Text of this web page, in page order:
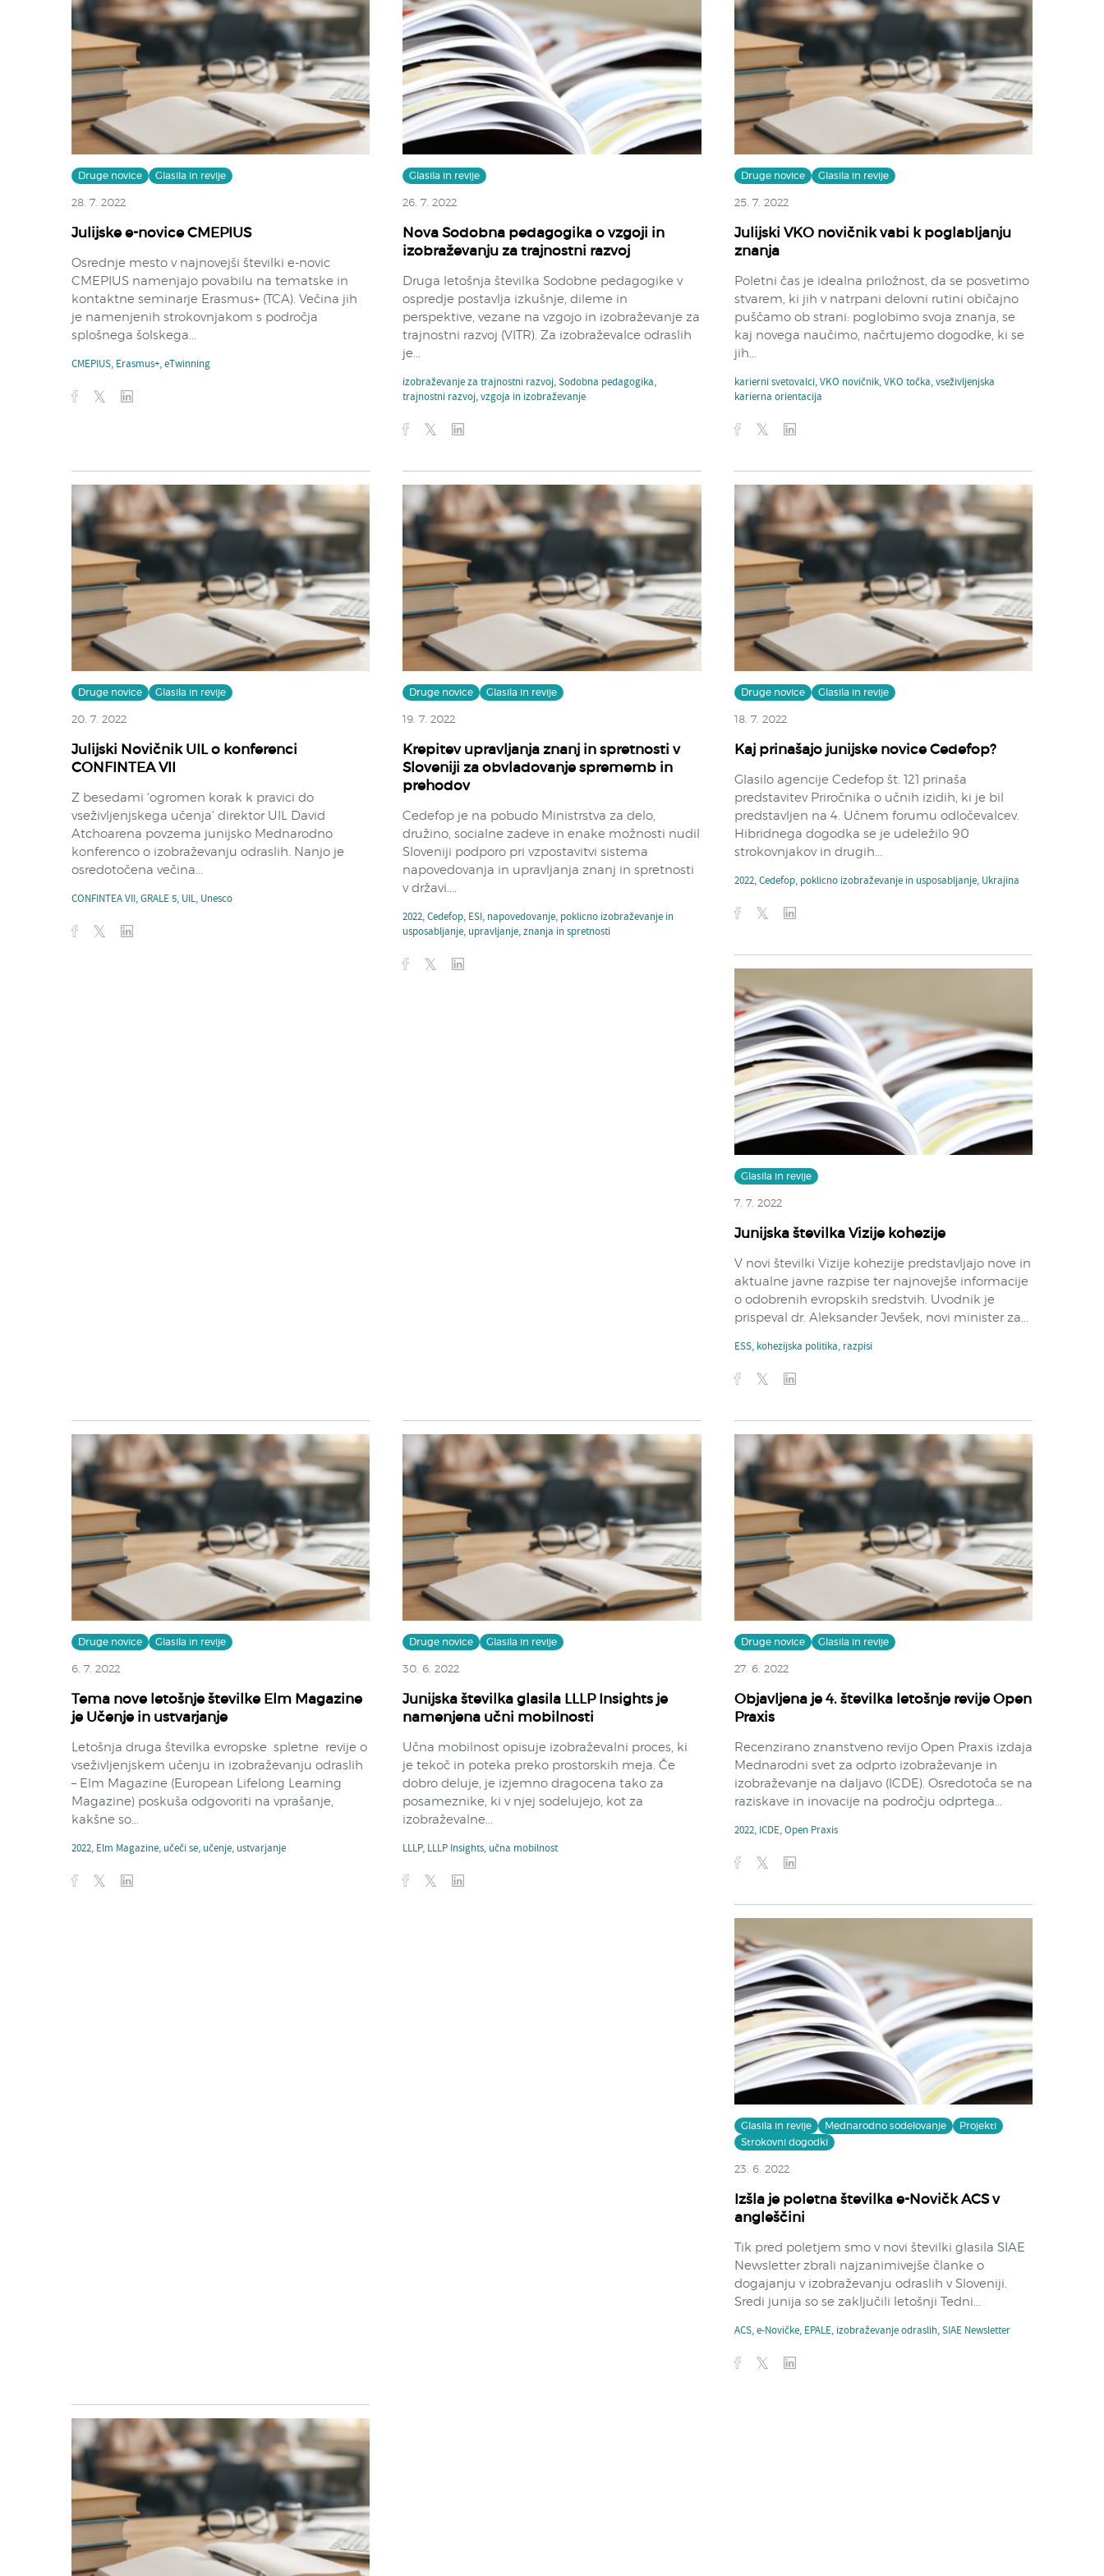
Druge novice Glasila in revije
28. 7. 2022
Julijske e-novice CMEPIUS
Osrednje mesto v najnovejši številki e-novic
CMEPIUS namenjajo povabilu na tematske in
kontaktne seminarje Erasmus+ (TCA). Večina jih
je namenjenih strokovnjakom s področja
splošnega šolskega...
CMEPIUS, Erasmus+,eTwinning
Glasila in revije
26. 7. 2022
Nova Sodobna pedagogika o vzgoji in
izobraževanju za trajnostni razvoj
Druga letošnja številka Sodobne pedagogike v
ospredje postavlja izkušnje, dileme in
perspektive, vezane na vzgojo in izobraževanje za
trajnostni razvoj (VITR). Za izobraževalce odraslih
je...
izobraževanje za trajnostni razvoj,Sodobna pedagogika,
trajnostni razvoj,vzgoja in izobraževanje
Druge novice Glasila in revije
25. 7. 2022
Julijski VKO novičnik vabi k poglabljanju
znanja
Poletni čas je idealna priložnost, da se posvetimo
stvarem, ki jih v natrpani delovni rutini običajno
puščamo ob strani: poglobimo svoja znanja, se
kaj novega naučimo, načrtujemo dogodke, ki se
jih...
karierni svetovalci,VKO novičnik,VKO točka,vseživljenjska
karierna orientacija
Druge novice Glasila in revije
20. 7. 2022
Julijski Novičnik UIL o konferenci
CONFINTEA VII
Z besedami ‘ogromen korak k pravici do
vseživljenjskega učenja’ direktor UIL David
Atchoarena povzema junijsko Mednarodno
konferenco o izobraževanju odraslih. Nanjo je
osredotočena večina...
CONFINTEA VII,GRALE 5, UIL, Unesco
Druge novice Glasila in revije
19. 7. 2022
Krepitev upravljanja znanj in spretnosti v
Sloveniji za obvladovanje sprememb in
prehodov
Cedefop je na pobudo Ministrstva za delo,
družino, socialne zadeve in enake možnosti nudil
Sloveniji podporo pri vzpostavitvi sistema
napovedovanja in upravljanja znanj in spretnosti
v državi....
2022,Cedefop, ESI, napovedovanje, poklicno izobraževanje in
usposabljanje, upravljanje,znanja in spretnosti
Druge novice Glasila in revije
18. 7. 2022
Kaj prinašajo junijske novice Cedefop?
Glasilo agencije Cedefop št. 121 prinaša
predstavitev Priročnika o učnih izidih, ki je bil
predstavljen na 4. Učnem forumu odločevalcev.
Hibridnega dogodka se je udeležilo 90
strokovnjakov in drugih...
2022,Cedefop, poklicno izobraževanje in usposabljanje, Ukrajina
Glasila in revije
7. 7. 2022
Junijska številka Vizije kohezije
V novi številki Vizije kohezije predstavljajo nove in
aktualne javne razpise ter najnovejše informacije
o odobrenih evropskih sredstvih. Uvodnik je
prispeval dr. Aleksander Jevšek, novi minister za...
ESS, kohezijska politika, razpisi
Druge novice Glasila in revije
6. 7. 2022
Tema nove letošnje številke Elm Magazine
je Učenje in ustvarjanje
Letošnja druga številka evropske spletne revije o
vseživljenjskem učenju in izobraževanju odraslih
– Elm Magazine (European Lifelong Learning
Magazine) poskuša odgovoriti na vprašanje,
kakšne so...
2022, Elm Magazine, učeči se, učenje, ustvarjanje
Druge novice Glasila in revije
30. 6. 2022
Junijska številka glasila LLLP Insights je
namenjena učni mobilnosti
Učna mobilnost opisuje izobraževalni proces, ki
je tekoč in poteka preko prostorskih meja. Če
dobro deluje, je izjemno dragocena tako za
posameznike, ki v njej sodelujejo, kot za
izobraževalne...
LLLP, LLLP Insights, učna mobilnost
Druge novice Glasila in revije
27. 6. 2022
Objavljena je 4. številka letošnje revije Open
Praxis
Recenzirano znanstveno revijo Open Praxis izdaja
Mednarodni svet za odprto izobraževanje in
izobraževanje na daljavo (ICDE). Osredotoča se na
raziskave in inovacije na področju odprtega...
2022, ICDE,Open Praxis
Glasila in revije Mednarodno sodelovanje
Projekti
Strokovni dogodki
23. 6. 2022
Izšla je poletna številka e-Novičk ACS v
angleščini
Tik pred poletjem smo v novi številki glasila SIAE
Newsletter zbrali najzanimivejše članke o
dogajanju v izobraževanju odraslih v Sloveniji.
Sredi junija so se zaključili letošnji Tedni...
ACS,e-Novičke, EPALE, izobraževanje odraslih,SIAE Newsletter